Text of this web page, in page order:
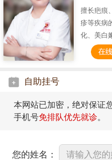
擅长疤痕
疹等疾病
化、美白
自助挂号
本网站已加密，绝对保证
手机号免排队优先就诊。
您的姓名：